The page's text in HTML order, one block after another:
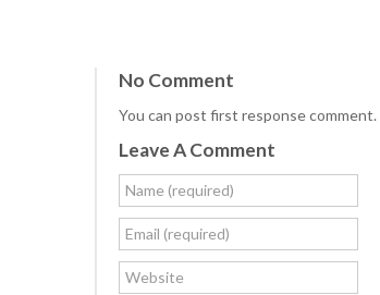
No Comment
You can post first response comment.
Leave A Comment
Name (required)
Email (required)
Website